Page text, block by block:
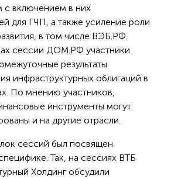
с включением в них
для ГЧП, а также усиление роли
в том числе ВЭБ.РФ.
сессии ДОМ.РФ участники
результаты
инфраструктурных облигаций в
По мнению участников,
инструменты могут
и на другие отрасли.
сессий был посвящен
Так, на сессиях ВТБ
Холдинг обсудили